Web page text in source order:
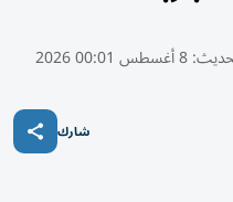
8 أغسطس 00:01 2026
شارك